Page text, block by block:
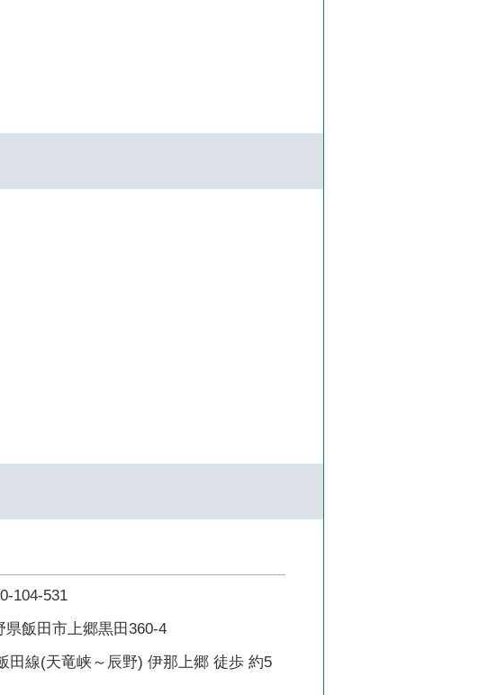
104-531
県飯田市上郷黒田360-4
田線(天竜峡～辰野) 伊那上郷 徒歩 約5